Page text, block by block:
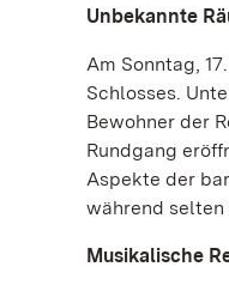
Unbekannte
Am Sonntag,
Schlosses.
Bewohner der
Rundgang
Aspekte der
während selten
Musikalische